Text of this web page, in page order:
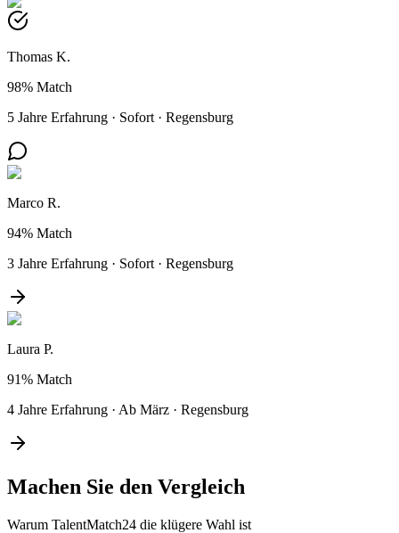
Thomas K.
98% Match
5 Jahre Erfahrung · Sofort · Regensburg
Marco R.
94% Match
3 Jahre Erfahrung · Sofort · Regensburg
Laura P.
91% Match
4 Jahre Erfahrung · Ab März · Regensburg
Machen Sie den Vergleich
Warum TalentMatch24 die klügere Wahl ist